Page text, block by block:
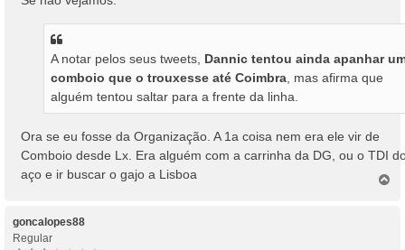
A notar pelos seus tweets, Dannic tentou ainda apanhar
comboio que o trouxesse até Coimbra , mas afirma que
alguém tentou saltar para a frente da linha.
Ora se eu fosse da Organização. A 1a coisa nem era ele vir de
Comboio desde Lx. Era alguém com a carrinha da DG, ou o TDI
aço e ir buscar o gajo a Lisboa
goncalopes88
Regular